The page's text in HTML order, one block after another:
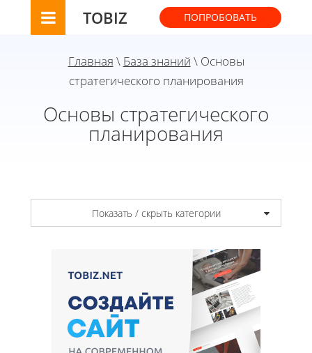
TOBIZ ПОПРОБОВАТЬ
Главная \ База знаний \ Основы
стратегического планирования
Основы стратегического
планирования
Показать / скрыть категории